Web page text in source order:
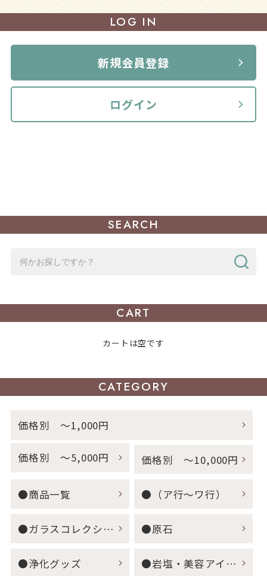
LOG IN
ログイン
新規会員登録
SEARCH
CART
カートは空です
CATEGORY
価格別 ～1,000円
価格別 ～5,000円 価格別 ～10,000円
●商品一覧 ●（ア行～ワ行）
●ガラスコレクション ●原石
●浄化グッズ ●岩塩・美容アイテム